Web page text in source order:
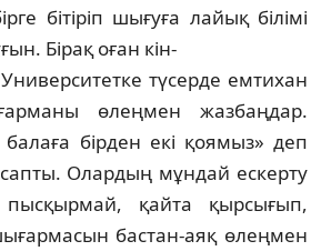
бітіріп шығуға лайық білімі
Бірақ оған кін­-
түсерде емти­хан
өлеңмен жаз­баң­дар.
бірден екі қоямыз» деп
Олар­дың мұндай ескерту
қайта қырсығып,
бастан-аяқ өлеңмен